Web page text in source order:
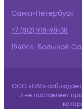
Санкт-Петербург
+7 (812) 918-98-38
194044, Большой
ООО «НАГ»
и не поставляет